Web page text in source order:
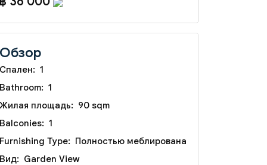
Обзор
Спален: 1
Bathroom: 1
Жилая площадь: 90 sqm
Balconies: 1
Furnishing Type: Полностью меблирована
Вид: Garden View